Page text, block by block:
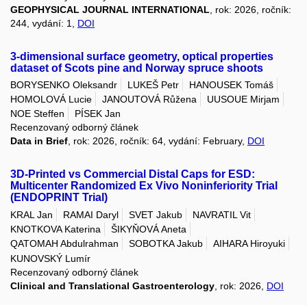
GEOPHYSICAL JOURNAL INTERNATIONAL , rok: 2026, ročník:
244, vydání: 1, DOI
3-dimensional surface geometry, optical properties
dataset of Scots pine and Norway spruce shoots
BORYSENKO Oleksandr LUKEŠ Petr
HANOUSEK Tomáš
HOMOLOVÁ Lucie
JANOUTOVÁ Růžena
UUSOUE Mirjam
NOE Steffen
PÍSEK Jan
Recenzovaný odborný článek
Data in Brief, rok: 2026, ročník: 64, vydání: February, DOI
3D-Printed vs Commercial Distal Caps for ESD:
Multicenter Randomized Ex Vivo Noninferiority Trial
(ENDOPRINT Trial)
KRAL Jan RAMAI Daryl SVET Jakub
NAVRATIL Vit
KNOTKOVA Katerina
ŠIKYŇOVÁ Aneta
QATOMAH Abdulrahman
SOBOTKA Jakub
AIHARA Hiroyuki
KUNOVSKÝ Lumír
Recenzovaný odborný článek
Clinical and Translational Gastroenterology , rok: 2026, DOI